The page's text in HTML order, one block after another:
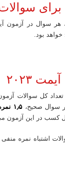
سوالات
در آزمون آیمت ۲۰۲۳
خواهد بود.
۲۰۲۳
سوالات آزمون آیمت ۲۰۲۳
سوال صحیح، ۱٫۵ نمره
کسب در این آزمون
اشتباه نمره